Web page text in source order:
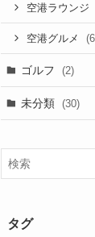
空港ラウンジ
空港グルメ
ゴルフ (2)
未分類 (30)
タグ